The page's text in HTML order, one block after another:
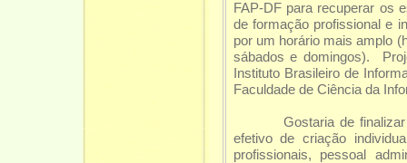
FAP-DF para recuperar os
de formação profissional e
por um horário mais amplo
sábados e domingos).
Instituto Brasileiro de
Faculdade de Ciência da
Gostaria de finalizar a
efetivo de criação
profissionais, pessoal